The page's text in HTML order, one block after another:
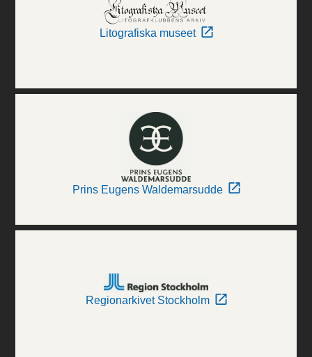
Litografiska museet
Prins Eugens Waldemarsudde
Regionarkivet Stockholm